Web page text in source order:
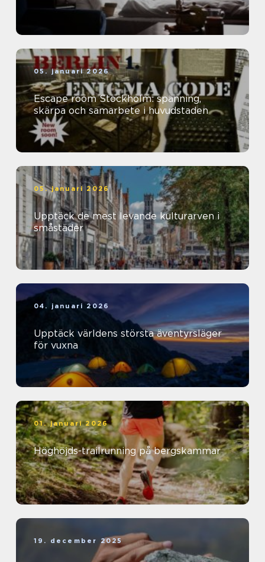
05. januari 2026
Escape room Stockholm: spänning,
skärpa och samarbete i huvudstaden
05. januari 2026
Upptäck de mest levande kulturarven i
småstäder
04. januari 2026
Upptäck världens största äventyrsläger
för vuxna
01. januari 2026
Höghöjds-trailrunning på bergskammar
19. december 2025